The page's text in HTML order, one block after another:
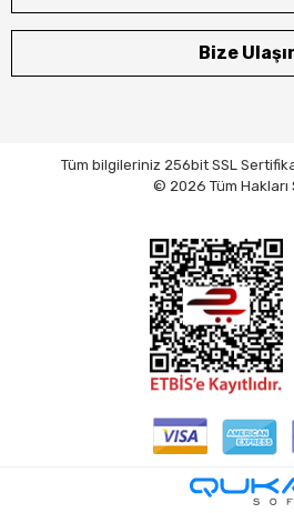
Bize
Tüm bilgileriniz 256bit SSL
© 2026 Tüm Hakları